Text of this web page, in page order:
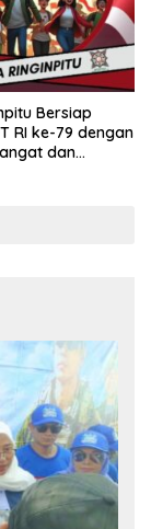
Bersiap
RI ke-79 dengan
dan